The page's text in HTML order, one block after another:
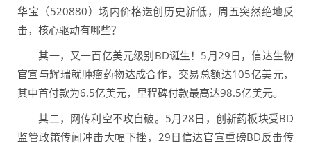
华宝（520880）场内价格迭创历史新低，周五突然绝地反
击，核心驱动有哪些？
其一，又一百亿美元级别BD诞生！5月29日，信达生物
官宣与辉瑞就肿瘤药物达成合作，交易总额达105亿美元，
其中首付款为6.5亿美元，里程碑付款最高达98.5亿美元。
其二，网传利空不攻自破。5月28日，创新药板块受BD
监管政策传闻冲击大幅下挫，29日信达官宣重磅BD反击传